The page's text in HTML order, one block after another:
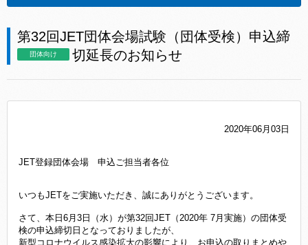
第32回JET団体会場試験（団体受検）申込締
切延長のお知らせ
団体向け
2020年06月03日
JET登録団体会場 申込ご担当者各位
いつもJETをご実施いただき、誠にありがとうございます。
さて、本日6月3日（水）が第32回JET（2020年 7月実施）の団体受
検の申込締切日となっておりましたが、
新型コロナウイルス感染拡大の影響により、お申込の取りまとめや